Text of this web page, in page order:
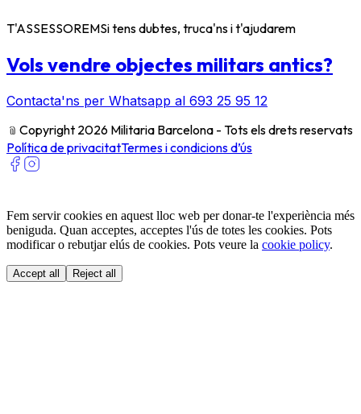
T'ASSESSOREMSi tens dubtes, truca'ns i t'ajudarem
Vols vendre objectes militars antics?
Contacta'ns per Whatsapp al 693 25 95 12
﹫ Copyright 2026 Militaria Barcelona - Tots els drets reservats
Política de privacitatTermes i condicions d’ús
Fem servir cookies en aquest lloc web per donar-te l'experiència més
beniguda. Quan acceptes, acceptes l'ús de totes les cookies. Pots
modificar o rebutjar elús de cookies. Pots veure la cookie policy.
Accept all Reject all